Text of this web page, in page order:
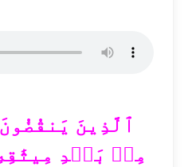
ٱلَّذِينَ
مِنۢ بَعۡدِ